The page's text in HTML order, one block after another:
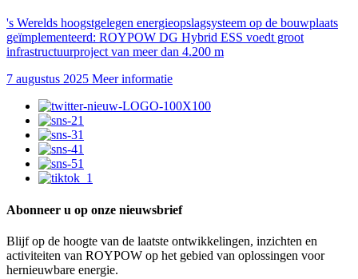
's Werelds hoogstgelegen energieopslagsysteem op de bouwplaats
geïmplementeerd: ROYPOW DG Hybrid ESS voedt groot
infrastructuurproject van meer dan 4.200 m
7 augustus 2025 Meer informatie
Abonneer u op onze nieuwsbrief
Blijf op de hoogte van de laatste ontwikkelingen, inzichten en
activiteiten van ROYPOW op het gebied van oplossingen voor
hernieuwbare energie.